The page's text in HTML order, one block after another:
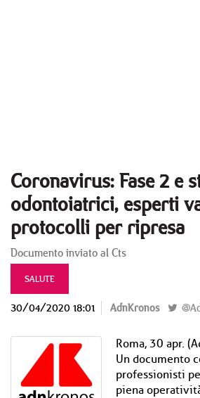
Coronavirus: Fase 2 e
odontoiatrici, esperti
protocolli per ripresa
Documento inviato al Cts
SALUTE
30/04/2020 18:01 AdnKronos
Roma, 30 apr.
Un documento
professionisti
piena